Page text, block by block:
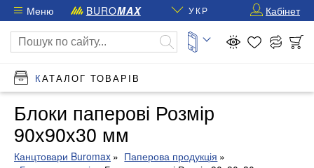
Меню BUROMAX УКР Кабінет
КАТАЛОГ ТОВАРІВ
Блоки паперові Розмір
90х90х30 мм
Канцтовари Buromax
Паперова продукція